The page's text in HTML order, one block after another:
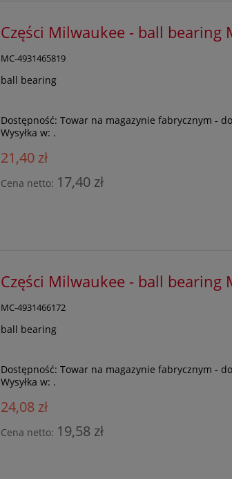
Części Milwaukee - ball bearing
MC-4931465819
ball bearing
Dostępność: Towar na magazynie fabrycznym -
Wysyłka w: .
21,40 zł
Cena netto: 17,40 zł
Części Milwaukee - ball bearing
MC-4931466172
ball bearing
Dostępność: Towar na magazynie fabrycznym -
Wysyłka w: .
24,08 zł
Cena netto: 19,58 zł